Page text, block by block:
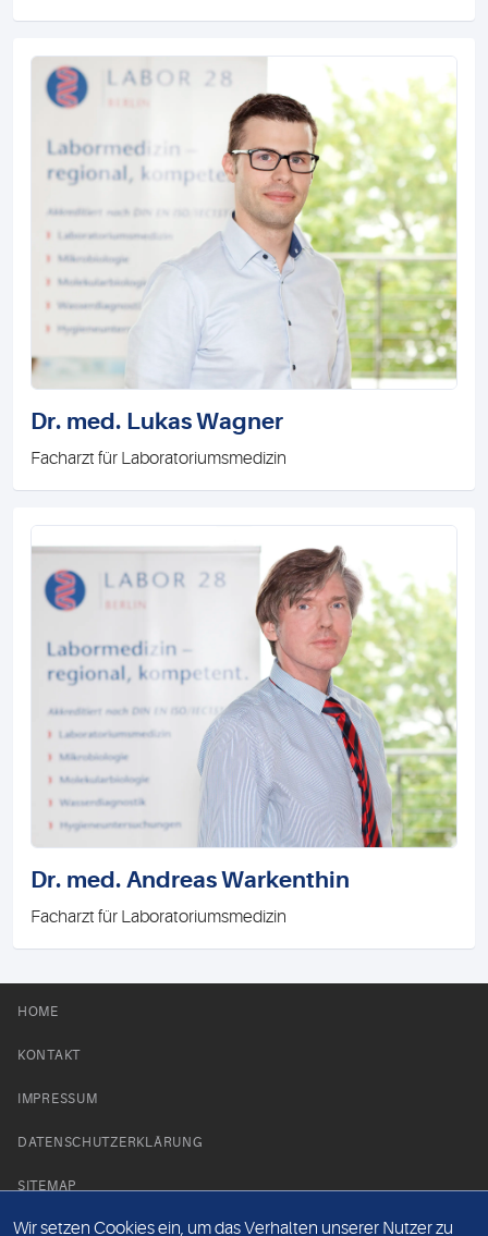
Dr. med. Lukas Wagner
Facharzt für Laboratoriumsmedizin
Dr. med. Andreas Warkenthin
Facharzt für Laboratoriumsmedizin
HOME
KONTAKT
IMPRESSUM
DATENSCHUTZERKLÄRUNG
SITEMAP
NEWS PARTNER
Wir setzen Cookies ein, um das Verhalten unserer Nutzer zu